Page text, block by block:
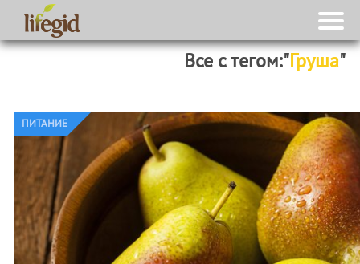
Все с тегом:" Груша"
ПИТАНИЕ